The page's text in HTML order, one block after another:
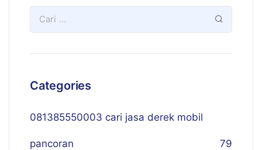
Categories
081385550003 cari jasa derek mobil
pancoran 79